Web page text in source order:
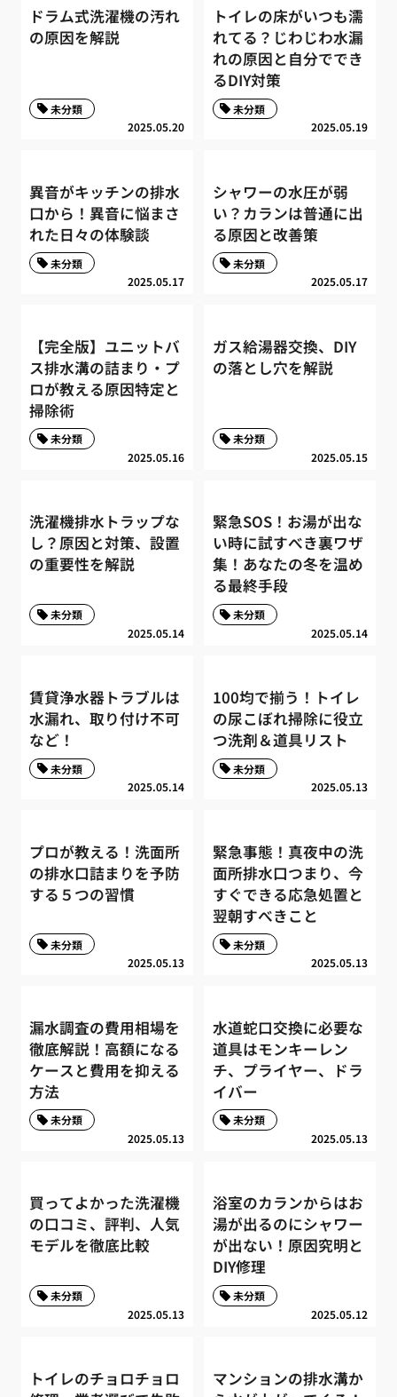
ドラム式洗濯機の汚れ
の原因を解説
2025.05.20
未分類
トイレの床がいつも濡
れてる？じわじわ水漏
れの原因と自分ででき
るDIY対策
2025.05.19
未分類
異音がキッチンの排水
口から！異音に悩まさ
れた日々の体験談
2025.05.17
未分類
シャワーの水圧が弱
い？カランは普通に出
る原因と改善策
2025.05.17
未分類
【完全版】ユニットバ
ス排水溝の詰まり・プ
ロが教える原因特定と
掃除術
2025.05.16
未分類
ガス給湯器交換、DIY
の落とし穴を解説
2025.05.15
未分類
洗濯機排水トラップな
し？原因と対策、設置
の重要性を解説
2025.05.14
未分類
緊急SOS！お湯が出な
い時に試すべき裏ワザ
集！あなたの冬を温め
る最終手段
2025.05.14
未分類
賃貸浄水器トラブルは
水漏れ、取り付け不可
など！
2025.05.14
未分類
100均で揃う！トイレ
の尿こぼれ掃除に役立
つ洗剤＆道具リスト
2025.05.13
未分類
プロが教える！洗面所
の排水口詰まりを予防
する５つの習慣
2025.05.13
未分類
緊急事態！真夜中の洗
面所排水口つまり、今
すぐできる応急処置と
翌朝すべきこと
2025.05.13
未分類
漏水調査の費用相場を
徹底解説！高額になる
ケースと費用を抑える
方法
2025.05.13
未分類
水道蛇口交換に必要な
道具はモンキーレン
チ、プライヤー、ドラ
イバー
2025.05.13
未分類
買ってよかった洗濯機
の口コミ、評判、人気
モデルを徹底比較
2025.05.13
未分類
浴室のカランからはお
湯が出るのにシャワー
が出ない！原因究明と
DIY修理
2025.05.12
未分類
トイレのチョロチョロ
マンションの排水溝か